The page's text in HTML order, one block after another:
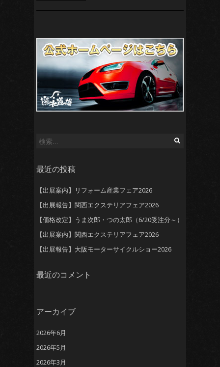
検
最近の投稿
【出展案内】リフォーム産業フェア2026
【出展報告】関西エクステリアフェア2026
【価格改定】うま次郎・つの太郎（6/20受注分～）
【出展案内】関西エクステリアフェア2026
【出展報告】大阪モーターサイクルショー2026
最近のコメント
アーカイブ
2026年6月
2026年5月
2026年3月